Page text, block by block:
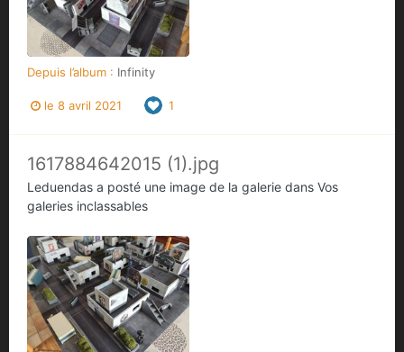
Depuis l’album : Infinity
le 8 avril 2021 1
1617884642015 (1).jpg
Leduendas a posté une image de la galerie dans Vos
galeries inclassables